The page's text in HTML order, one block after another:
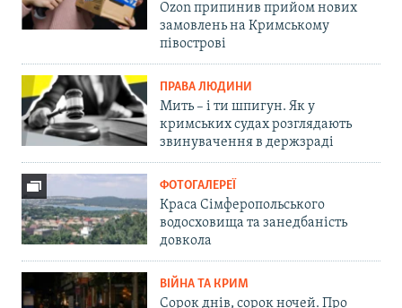
Ozon припинив прийом нових
замовлень на Кримському
півострові
ПРАВА ЛЮДИНИ
Мить – і ти шпигун. Як у
кримських судах розглядають
звинувачення в держзраді
ФОТОГАЛЕРЕЇ
Краса Сімферопольського
водосховища та занедбаність
довкола
ВІЙНА ТА КРИМ
Сорок днів, сорок ночей. Про